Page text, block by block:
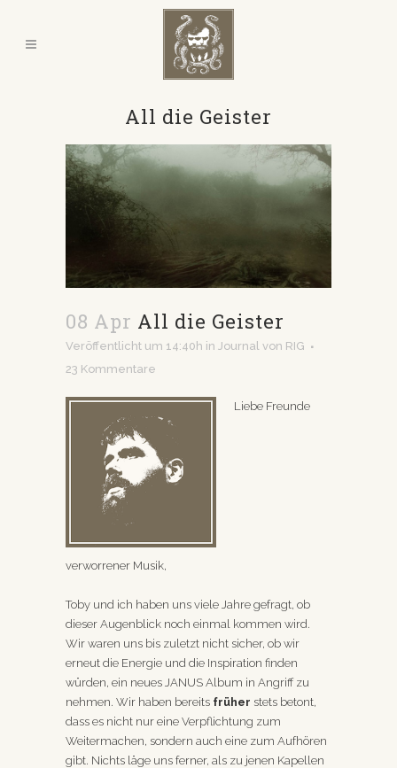
All die Geister
08 Apr All die Geister
Veröffentlicht um 14:40h in Journal von RIG
23 Kommentare
Liebe Freunde
verworrener Musik,
Toby und ich haben uns viele Jahre gefragt, ob
dieser Augenblick noch einmal kommen wird.
Wir waren uns bis zuletzt nicht sicher, ob wir
erneut die Energie und die Inspiration finden
würden, ein neues JANUS Album in Angriff zu
nehmen. Wir haben bereits früher stets betont,
dass es nicht nur eine Verpflichtung zum
Weitermachen, sondern auch eine zum Aufhören
gibt. Nichts läge uns ferner, als zu jenen Kapellen